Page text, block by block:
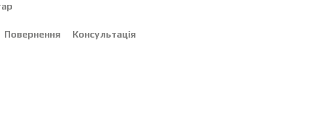
Повернення Консультація